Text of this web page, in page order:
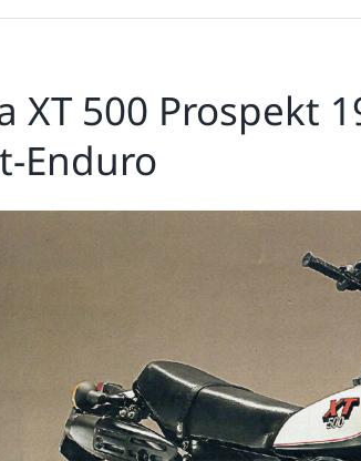
XT 500 Prospekt
Enduro